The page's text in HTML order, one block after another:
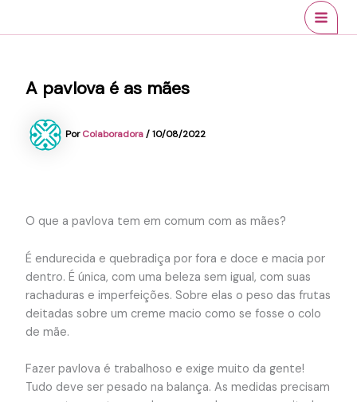
A pavlova é as mães
PorColaboradora/10/08/2022
O que a pavlova tem em comum com as mães?
É endurecida e quebradiça por fora e doce e macia por
dentro. É única, com uma beleza sem igual, com suas
rachaduras e imperfeições. Sobre elas o peso das frutas
deitadas sobre um creme macio como se fosse o colo
de mãe.
Fazer pavlova é trabalhoso e exige muito da gente!
Tudo deve ser pesado na balança. As medidas precisam